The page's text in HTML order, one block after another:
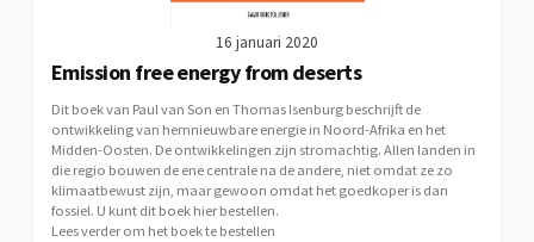
16 januari 2020
Emission free energy from deserts
Dit boek van Paul van Son en Thomas Isenburg beschrijft de
ontwikkeling van hernnieuwbare energie in Noord-Afrika en het
Midden-Oosten. De ontwikkelingen zijn stromachtig. Allen landen in
die regio bouwen de ene centrale na de andere, niet omdat ze zo
klimaatbewust zijn, maar gewoon omdat het goedkoper is dan
fossiel. U kunt dit boek hier bestellen.
Lees verder om het boek te bestellen